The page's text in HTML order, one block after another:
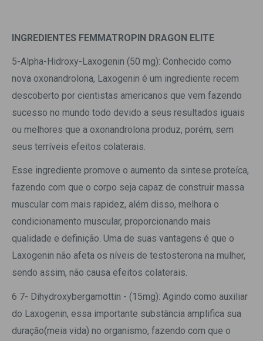
INGREDIENTES FEMMATROPIN DRAGON ELITE
5-Alpha-Hidroxy-Laxogenin (50 mg): Conhecido como
nova oxonandrolona, Laxogenin é um ingrediente recem
descoberto por cientistas americanos que vem fazendo
sucesso no mundo todo devido a seus resultados iguais
ou melhores que a oxonandrolona produz, porém, sem
seus terríveis efeitos colaterais.
Esse ingrediente promove o aumento da sintese proteíca,
fazendo com que o corpo seja capaz de construir massa
muscular com mais rapidez, além disso, melhora o
condicionamento muscular, proporcionando mais
qualidade e definição. Uma de suas vantagens é que o
Laxogenin não afeta os níveis de testosterona na mulher,
sendo assim, não causa efeitos colaterais.
6 7- Dihydroxybergamottin - (15mg): Agindo como auxiliar
do Laxogenin, essa importante substância amplifica sua
duração(meia vida) no organismo, fazendo com que o